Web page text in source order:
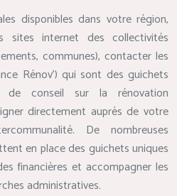
disponibles dans votre région,
sites internet des collectivités
communes), contacter les
Rénov’) qui sont des guichets
de conseil sur la rénovation
directement auprès de votre
De nombreuses
en place des guichets uniques
financières et accompagner les
administratives.